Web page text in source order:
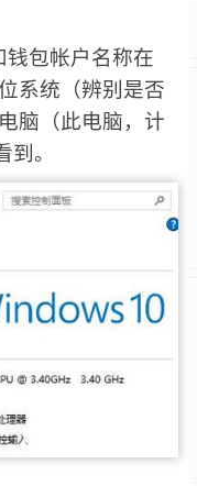
包帐户名称在
系统（辨别是否
脑（此电脑，计
。